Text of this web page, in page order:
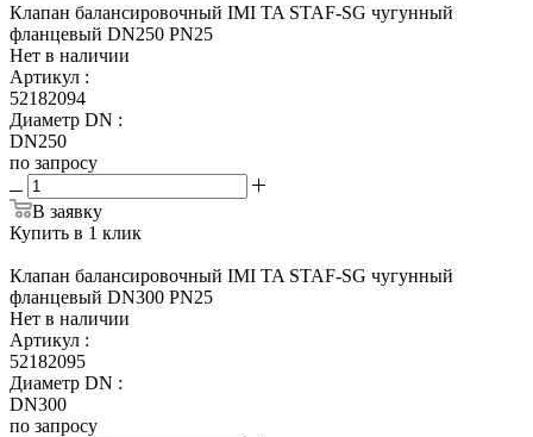
Клапан балансировочный IMI TA STAF-SG чугунный
фланцевый DN250 PN25
Нет в наличии
Артикул :
52182094
Диаметр DN :
DN250
по запросу
В заявку
Купить в 1 клик
Клапан балансировочный IMI TA STAF-SG чугунный
фланцевый DN300 PN25
Нет в наличии
Артикул :
52182095
Диаметр DN :
DN300
по запросу